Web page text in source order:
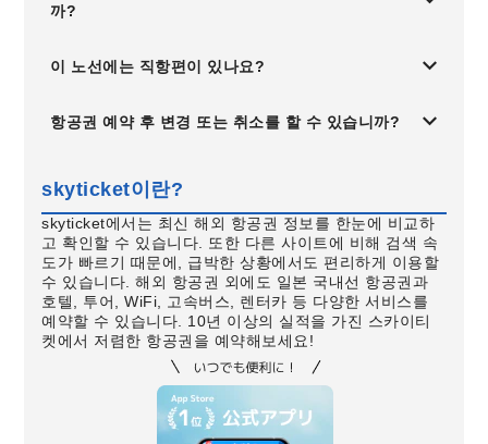
까?
이 노선에는 직항편이 있나요?
항공권 예약 후 변경 또는 취소를 할 수 있습니까?
skyticket이란?
skyticket에서는 최신 해외 항공권 정보를 한눈에 비교하
고 확인할 수 있습니다. 또한 다른 사이트에 비해 검색 속
도가 빠르기 때문에, 급박한 상황에서도 편리하게 이용할
수 있습니다. 해외 항공권 외에도 일본 국내선 항공권과
호텔, 투어, WiFi, 고속버스, 렌터카 등 다양한 서비스를
예약할 수 있습니다. 10년 이상의 실적을 가진 스카이티
켓에서 저렴한 항공권을 예약해보세요!